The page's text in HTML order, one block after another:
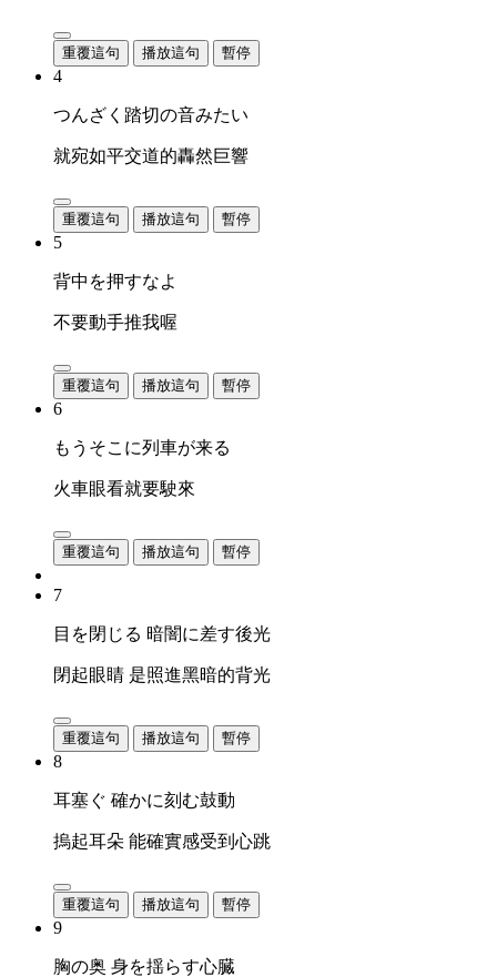
重覆這句 播放這句 暫停
4
つんざく踏切の音みたい
就宛如平交道的轟然巨響
重覆這句 播放這句 暫停
5
背中を押すなよ
不要動手推我喔
重覆這句 播放這句 暫停
6
もうそこに列車が来る
火車眼看就要駛來
重覆這句 播放這句 暫停
7
目を閉じる 暗闇に差す後光
閉起眼睛 是照進黑暗的背光
重覆這句 播放這句 暫停
8
耳塞ぐ 確かに刻む鼓動
摀起耳朵 能確實感受到心跳
重覆這句 播放這句 暫停
9
胸の奥 身を揺らす心臓